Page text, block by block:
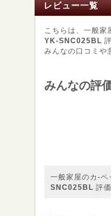
レビュー一覧
こちらは、一般家
YK-SNC025BL
みんなの口コミや
みんなの評
一般家屋のカ-ペ
SNC025BL 評